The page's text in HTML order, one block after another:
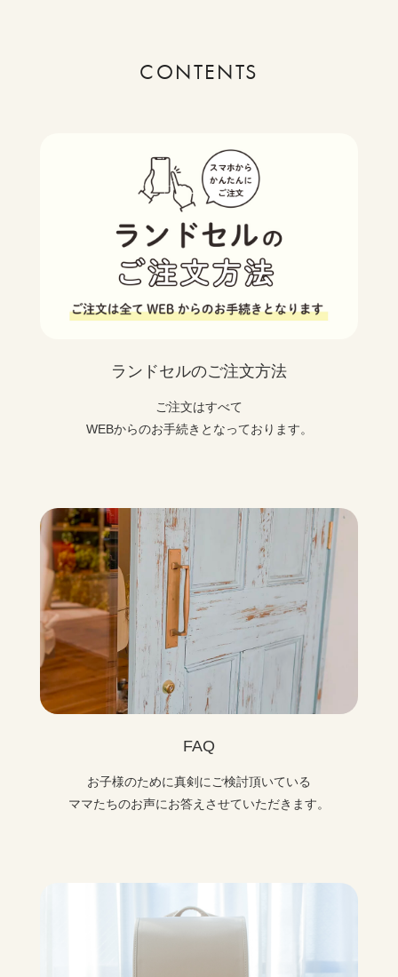
CONTENTS
ランドセルのご注文方法
ご注文はすべて
WEBからのお手続きとなっております。
FAQ
お子様のために真剣にご検討頂いている
ママたちのお声にお答えさせていただきます。